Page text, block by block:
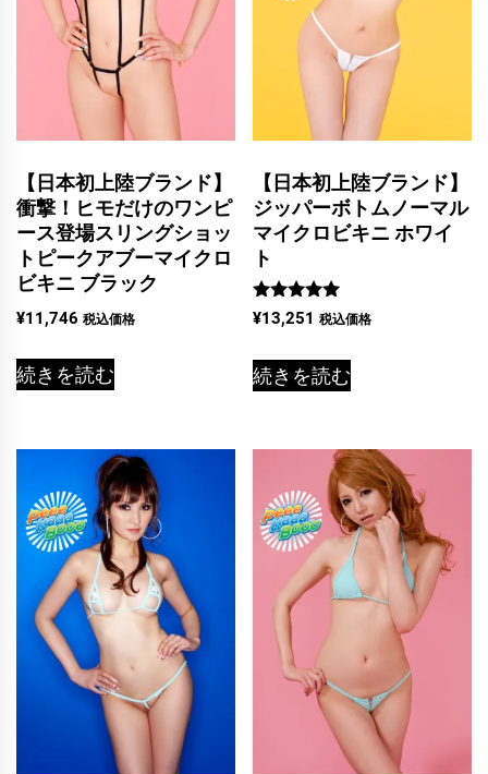
【日本初上陸ブランド】
衝撃！ヒモだけのワンピ
ース登場スリングショッ
トピークアブーマイクロ
ビキニ ブラック
¥11,746 税込価格
続きを読む
【日本初上陸ブランド】
ジッパーボトムノーマル
マイクロビキニ ホワイ
ト
5段階中
5.00
¥13,251 税込価格
続きを読む